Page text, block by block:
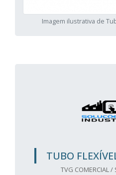
Imagem ilustrativa de
TUBO
TVG COMERCIAL /